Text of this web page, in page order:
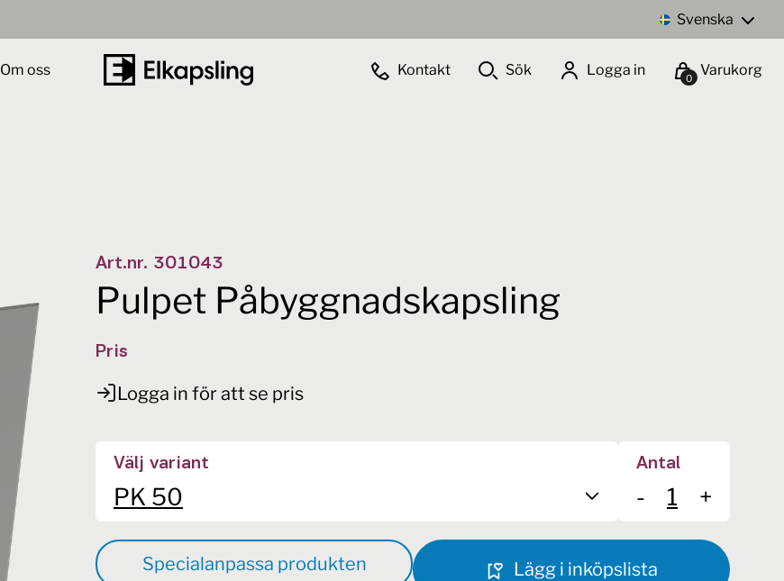
Svenska
Om oss Kontakt Sök Logga in Varukorg
0
Art.nr. 301043
Pulpet Påbyggnadskapsling
Pris
Logga in för att se pris
Välj variant
PK 50
Antal
- +
Specialanpassa produkten Lägg i inköpslista